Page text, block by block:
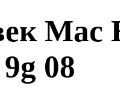
Mac
08